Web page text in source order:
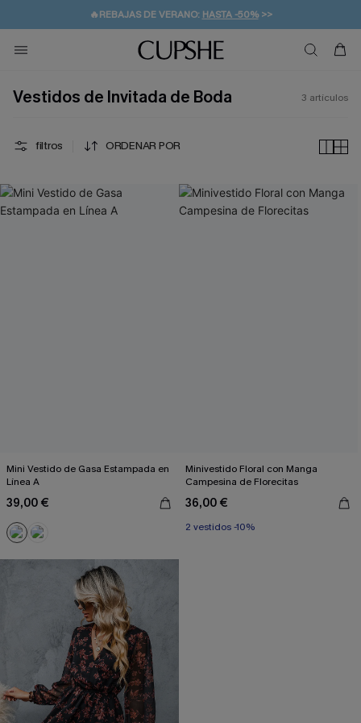
🔥REBAJAS DE VERANO: HASTA -50%>>
👒PROMOCIÓN DE VERANO:-10% EN 2 VESTIDOS
💌¡SUSCRIBIRSE & GANAR -10% EXTRA!
🚚ENVÍO GRATUITO A PARTIR DE 49 € >>
Vestidos de Invitada de Boda 3 artículos
filtros ORDENAR POR
Mini Vestido de Gasa Estampada en
Línea A
39,00 €
Minivestido Floral con Manga
Campesina de Florecitas
36,00 €
2 vestidos -10%